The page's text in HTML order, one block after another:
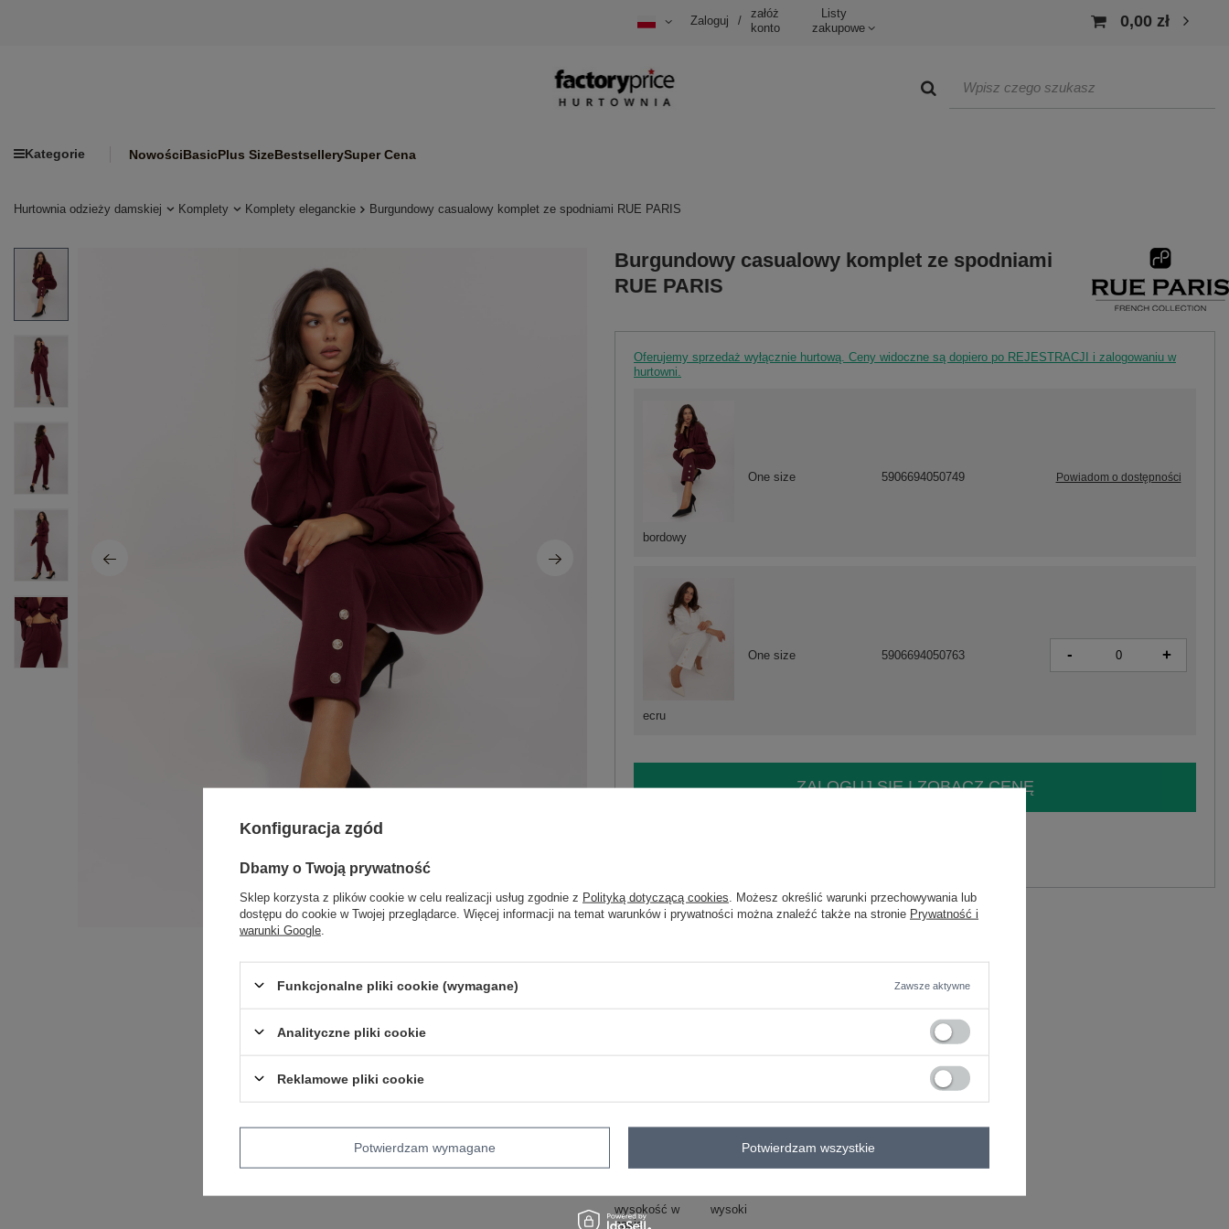
Zaloguj /
załóż
konto
Listy
zakupowe
0,00 zł
Kategorie NowościBasicPlus SizeBestsellerySuper Cena
Hurtownia odzieży damskiej Komplety Komplety eleganckie Burgundowy casualowy komplet ze spodniami RUE PARIS
Burgundowy casualowy komplet ze spodniami
RUE PARIS
Oferujemy sprzedaż wyłącznie hurtową. Ceny widoczne są dopiero po REJESTRACJI i zalogowaniu w
hurtowni.
ecru
One size 5906694050763 - +
bordowy
One size 5906694050749 Powiadom o dostępności
ZALOGUJ SIĘ I ZOBACZ CENĘ
skład materiału : 60% wiskoza, 40% elastan
wysokość w
pasie
wysoki
Konfiguracja zgód
Dbamy o Twoją prywatność
Sklep korzysta z plików cookie w celu realizacji usług zgodnie z Polityką dotyczącą cookies . Możesz określić warunki przechowywania lub
dostępu do cookie w Twojej przeglądarce. Więcej informacji na temat warunków i prywatności można znaleźć także na stronie Prywatność i
warunki Google
Funkcjonalne pliki cookie (wymagane) Zawsze aktywne
Analityczne pliki cookie
Reklamowe pliki cookie
Potwierdzam wymagane Potwierdzam wszystkie